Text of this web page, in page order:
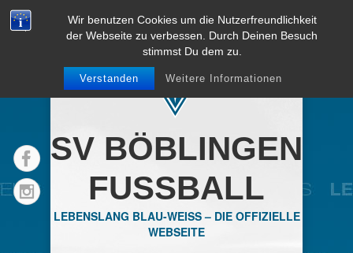
Wir benutzen Cookies um die Nutzerfreundlichkeit
der Webseite zu verbessen. Durch Deinen Besuch
stimmst Du dem zu.
Verstanden Weitere Informationen
SV BÖBLINGEN
FUSSBALL
LEBENSLANG BLAU-WEISS – DIE OFFIZIELLE
WEBSEITE